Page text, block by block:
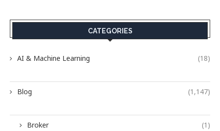
CATEGORIES
AI & Machine Learning (18)
Blog (1,147)
Broker (1)